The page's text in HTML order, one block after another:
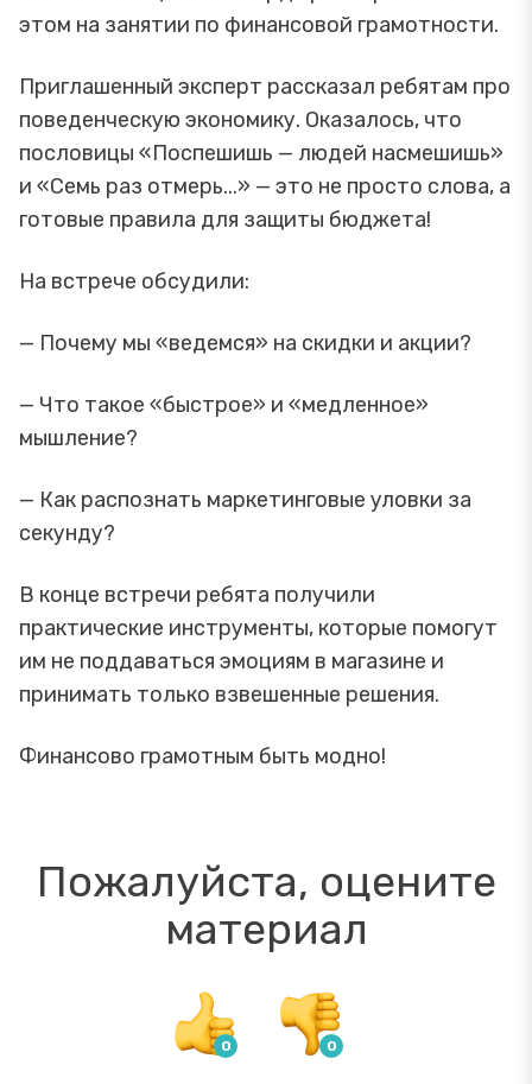
этом на занятии по финансовой грамотности.
Приглашенный эксперт рассказал ребятам про
поведенческую экономику. Оказалось, что
пословицы «Поспешишь — людей насмешишь»
и «Семь раз отмерь...» — это не просто слова, а
готовые правила для защиты бюджета!
На встрече обсудили:
— Почему мы «ведемся» на скидки и акции?
— Что такое «быстрое» и «медленное»
мышление?
— Как распознать маркетинговые уловки за
секунду?
В конце встречи ребята получили
практические инструменты, которые помогут
им не поддаваться эмоциям в магазине и
принимать только взвешенные решения.
Финансово грамотным быть модно!
Пожалуйста, оцените
материал